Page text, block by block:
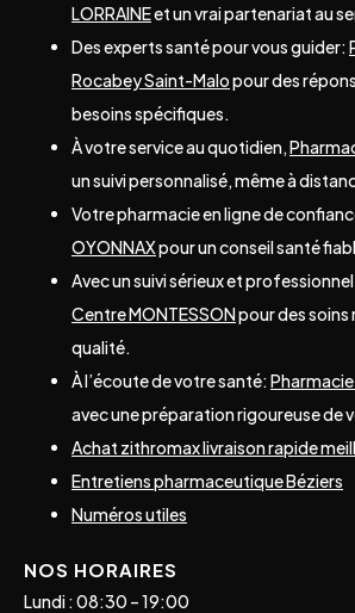
LORRAINEet un vrai partenariat au
Des experts santé pour vous guider:
Rocabey Saint-Malopour des
besoins spécifiques.
À votre service au quotidien,
un suivi personnalisé, même à
Votre pharmacie en ligne de
OYONNAXpour un conseil santé
Avec un suivi sérieux et
Centre MONTESSONpour des
qualité.
À l’écoute de votre santé:
avec une préparation rigoureuse de
Achat zithromax livraison rapide
Entretiens pharmaceutique Béziers
Numéros utiles
NOS HORAIRES
Lundi : 08:30 – 19:00